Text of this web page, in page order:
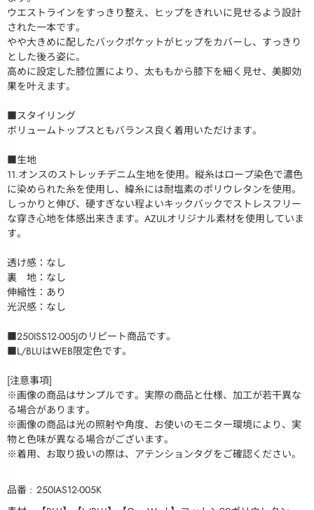
ウエストラインをすっきり整え、ヒップをきれいに見せるよう設計
された一本です。
やや大きめに配したバックポケットがヒップをカバーし、すっきり
とした後ろ姿に。
高めに設定した膝位置により、太ももから膝下を細く見せ、美脚効
果を叶えます。
■スタイリング
ボリュームトップスともバランス良く着用いただけます。
■生地
11.オンスのストレッチデニム生地を使用。縦糸はロープ染色で濃色
に染められた糸を使用し、緯糸には耐塩素のポリウレタンを使用。
しっかりと伸び、硬すぎない程よいキックバックでストレスフリー
な穿き心地を体感出来きます。AZULオリジナル素材を使用していま
す。
透け感：なし
裏 地：なし
伸縮性：あり
光沢感：なし
■250ISS12-005Jのリピート商品です。
■L/BLUはWEB限定色です。
[注意事項]
※画像の商品はサンプルです。実際の商品と仕様、加工が若干異な
る場合があります。
※画像の商品は光の照射や角度、お使いのモニター環境により、実
物と色味が異なる場合がございます。
※着用、お取り扱いの際は、アテンションタグをご確認ください。
品番
250IAS12-005K